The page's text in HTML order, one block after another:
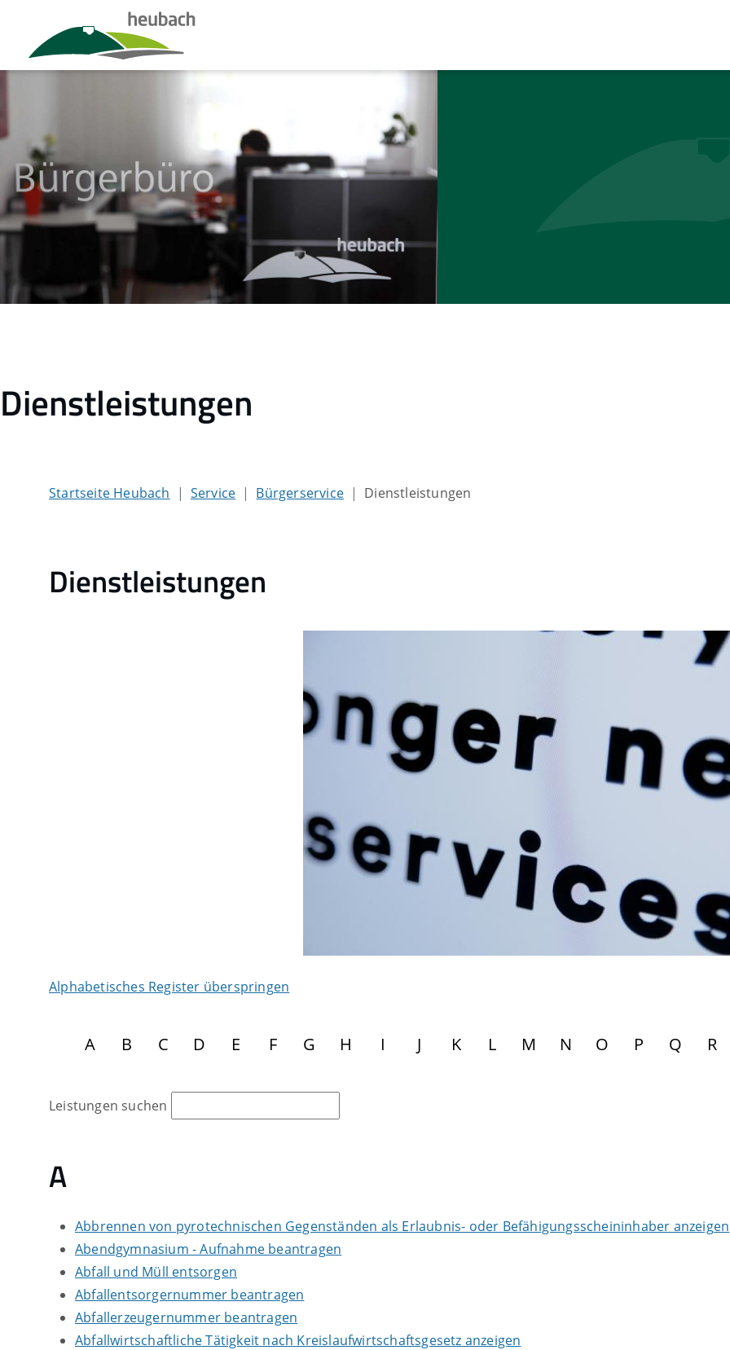
Dienstleistungen
Startseite Heubach Service Bürgerservice Dienstleistungen
Dienstleistungen
Alphabetisches Register überspringen
A B C D E F G H I J K L M N O P Q R
Leistungen suchen
A
Abbrennen von pyrotechnischen Gegenständen als Erlaubnis- oder Befähigungsscheininhaber anzeigen
Abendgymnasium - Aufnahme beantragen
Abfall und Müll entsorgen
Abfallentsorgernummer beantragen
Abfallerzeugernummer beantragen
Abfallwirtschaftliche Tätigkeit nach Kreislaufwirtschaftsgesetz anzeigen